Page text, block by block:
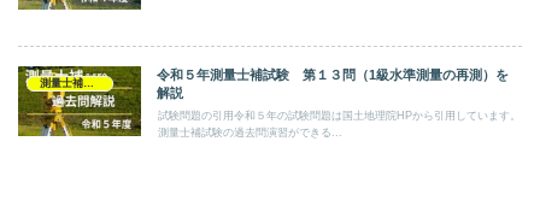
令和５年測量士補試験 第１３問（1級水準測量の再測）を
解説
試験問題の引用令和５年の試験問題は国土地理院HPから引用しています。
測量士補試験の過去問演習ができる...